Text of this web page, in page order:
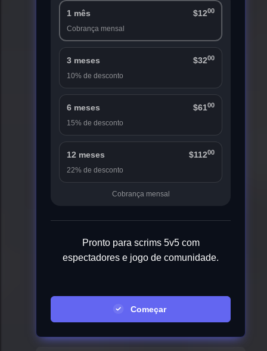
1 mês $1200
Cobrança mensal
3 meses $3200
10% de desconto
6 meses $6100
15% de desconto
12 meses $11200
22% de desconto
Cobrança mensal
Pronto para scrims 5v5 com
espectadores e jogo de comunidade.
Começar